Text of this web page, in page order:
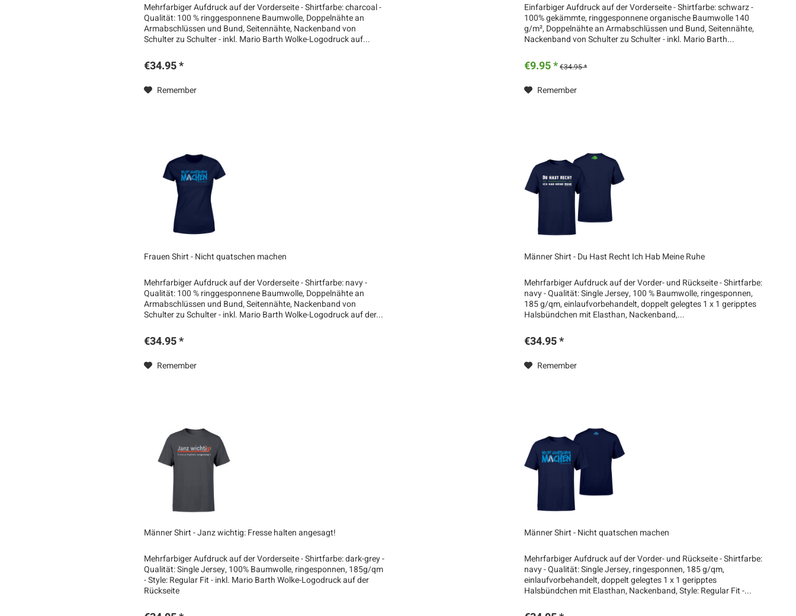
Mehrfarbiger Aufdruck auf der Vorderseite - Shirtfarbe: charcoal -
Qualität: 100 % ringgesponnene Baumwolle, Doppelnähte an
Armabschlüssen und Bund, Seitennähte, Nackenband von
Schulter zu Schulter - inkl. Mario Barth Wolke-Logodruck auf...
€34.95 *
Remember
Einfarbiger Aufdruck auf der Vorderseite - Shirtfarbe: schwarz -
100% gekämmte, ringgesponnene organische Baumwolle 140
g/m², Doppelnähte an Armabschlüssen und Bund, Seitennähte,
Nackenband von Schulter zu Schulter - inkl. Mario Barth...
€9.95 *€34.95 *
Remember
Frauen Shirt - Nicht quatschen machen
Mehrfarbiger Aufdruck auf der Vorderseite - Shirtfarbe: navy -
Qualität: 100 % ringgesponnene Baumwolle, Doppelnähte an
Armabschlüssen und Bund, Seitennähte, Nackenband von
Schulter zu Schulter - inkl. Mario Barth Wolke-Logodruck auf der...
€34.95 *
Remember
Männer Shirt - Du Hast Recht Ich Hab Meine Ruhe
Mehrfarbiger Aufdruck auf der Vorder- und Rückseite - Shirtfarbe:
navy - Qualität: Single Jersey, 100 % Baumwolle, ringesponnen,
185 g/qm, einlaufvorbehandelt, doppelt gelegtes 1 x 1 geripptes
Halsbündchen mit Elasthan, Nackenband,...
€34.95 *
Remember
Männer Shirt - Janz wichtig: Fresse halten angesagt!
Mehrfarbiger Aufdruck auf der Vorderseite - Shirtfarbe: dark-grey -
Qualität: Single Jersey, 100% Baumwolle, ringesponnen, 185g/qm
- Style: Regular Fit - inkl. Mario Barth Wolke-Logodruck auf der
Rückseite
Männer Shirt - Nicht quatschen machen
Mehrfarbiger Aufdruck auf der Vorder- und Rückseite - Shirtfarbe:
navy - Qualität: Single Jersey, ringesponnen, 185 g/qm,
einlaufvorbehandelt, doppelt gelegtes 1 x 1 geripptes
Halsbündchen mit Elasthan, Nackenband, Style: Regular Fit -...